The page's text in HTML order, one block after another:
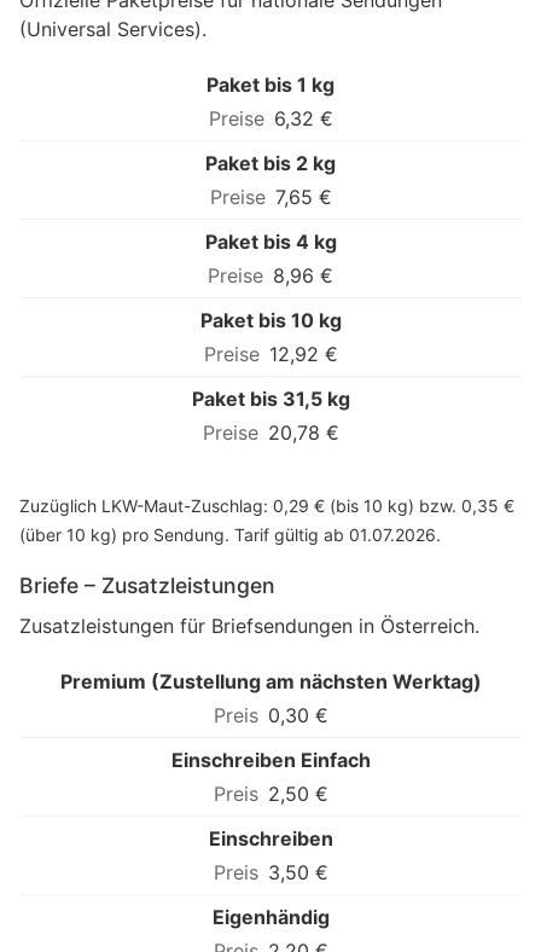
(Universal Services).
Paket bis 1 kg
6,32 €
Paket bis 2 kg
7,65 €
Paket bis 4 kg
8,96 €
Paket bis 10 kg
12,92 €
Paket bis 31,5 kg
20,78 €
Zuzüglich LKW-Maut-Zuschlag: 0,29 € (bis 10 kg) bzw. 0,35 €
(über 10 kg) pro Sendung. Tarif gültig ab 01.07.2026.
Briefe – Zusatzleistungen
Zusatzleistungen für Briefsendungen in Österreich.
Premium (Zustellung am nächsten Werktag)
0,30 €
Einschreiben Einfach
2,50 €
Einschreiben
3,50 €
Eigenhändig